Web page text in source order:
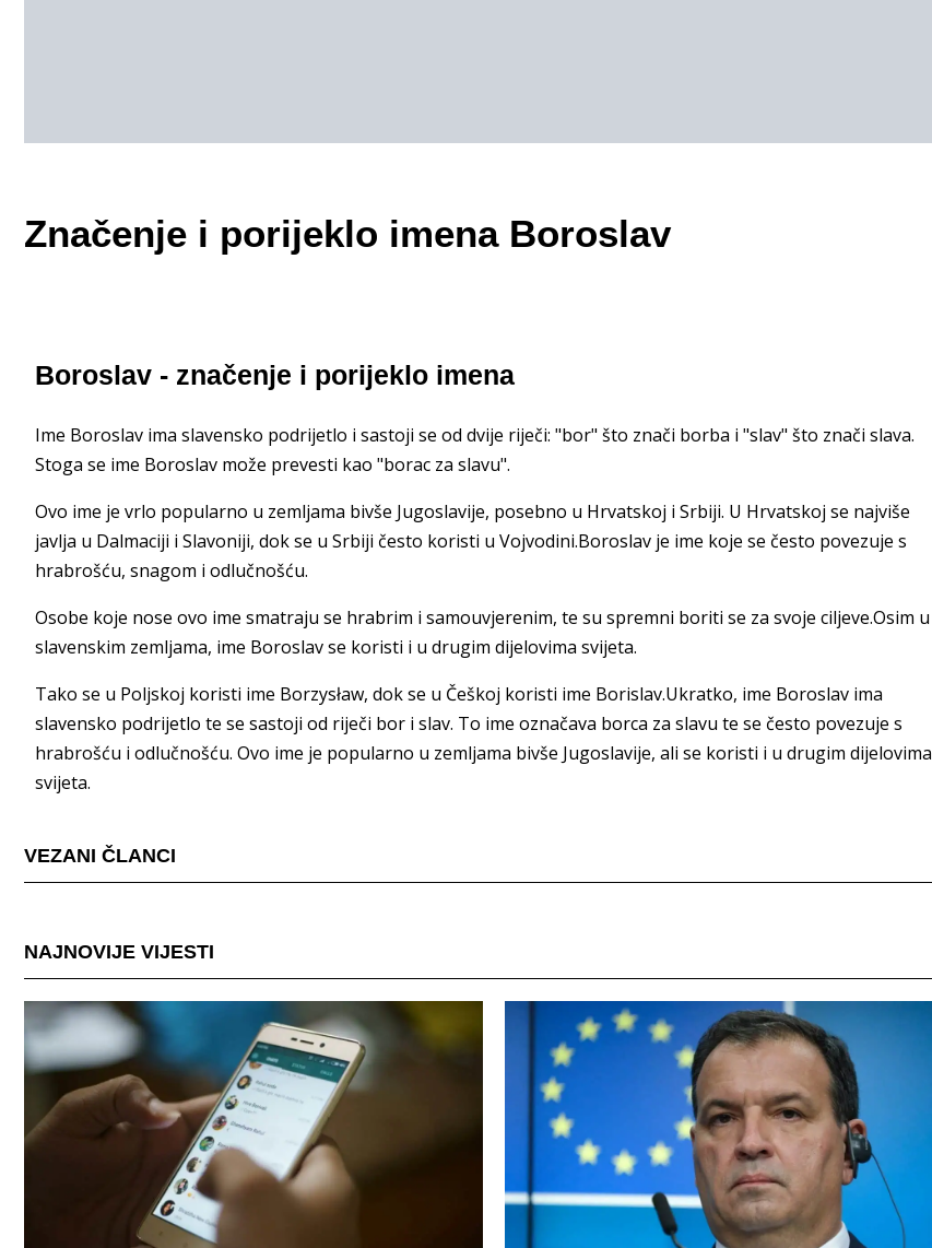
Značenje i porijeklo imena Boroslav
Boroslav - značenje i porijeklo imena
Ime Boroslav ima slavensko podrijetlo i sastoji se od dvije riječi: "bor" što znači borba i "slav" što znači slava.
Stoga se ime Boroslav može prevesti kao "borac za slavu".
Ovo ime je vrlo popularno u zemljama bivše Jugoslavije, posebno u Hrvatskoj i Srbiji. U Hrvatskoj se najviše
javlja u Dalmaciji i Slavoniji, dok se u Srbiji često koristi u Vojvodini.Boroslav je ime koje se često povezuje s
hrabrošću, snagom i odlučnošću.
Osobe koje nose ovo ime smatraju se hrabrim i samouvjerenim, te su spremni boriti se za svoje ciljeve.Osim u
slavenskim zemljama, ime Boroslav se koristi i u drugim dijelovima svijeta.
Tako se u Poljskoj koristi ime Borzysław, dok se u Češkoj koristi ime Borislav.Ukratko, ime Boroslav ima
slavensko podrijetlo te se sastoji od riječi bor i slav. To ime označava borca za slavu te se često povezuje s
hrabrošću i odlučnošću. Ovo ime je popularno u zemljama bivše Jugoslavije, ali se koristi i u drugim dijelovima
svijeta.
VEZANI ČLANCI
NAJNOVIJE VIJESTI